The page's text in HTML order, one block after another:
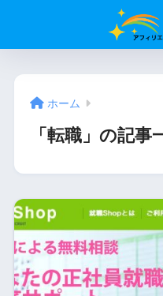
ホーム
「転職」の記事